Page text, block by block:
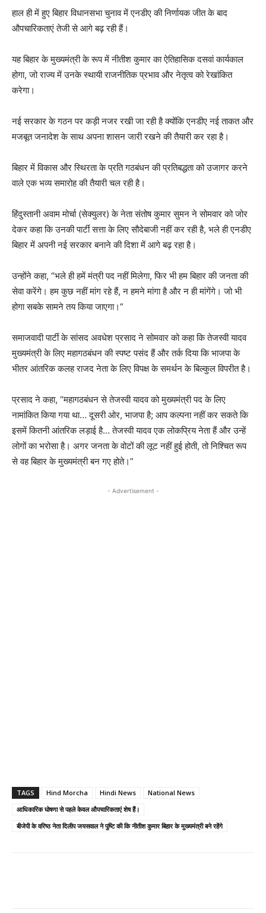
हाल ही में हुए बिहार विधानसभा चुनाव में एनडीए की निर्णायक जीत के बाद
औपचारिकताएं तेजी से आगे बढ़ रही हैं।
यह बिहार के मुख्यमंत्री के रूप में नीतीश कुमार का ऐतिहासिक दसवां कार्यकाल
होगा, जो राज्य में उनके स्थायी राजनीतिक प्रभाव और नेतृत्व को रेखांकित
करेगा।
नई सरकार के गठन पर कड़ी नजर रखी जा रही है क्योंकि एनडीए नई ताकत और
मजबूत जनादेश के साथ अपना शासन जारी रखने की तैयारी कर रहा है।
बिहार में विकास और स्थिरता के प्रति गठबंधन की प्रतिबद्धता को उजागर करने
वाले एक भव्य समारोह की तैयारी चल रही है।
हिंदुस्तानी अवाम मोर्चा (सेक्युलर) के नेता संतोष कुमार सुमन ने सोमवार को जोर
देकर कहा कि उनकी पार्टी सत्ता के लिए सौदेबाजी नहीं कर रही है, भले ही एनडीए
बिहार में अपनी नई सरकार बनाने की दिशा में आगे बढ़ रहा है।
उन्होंने कहा, “भले ही हमें मंत्री पद नहीं मिलेगा, फिर भी हम बिहार की जनता की
सेवा करेंगे। हम कुछ नहीं मांग रहे हैं, न हमने मांगा है और न ही मांगेंगे। जो भी
होगा सबके सामने तय किया जाएगा।”
समाजवादी पार्टी के सांसद अवधेश प्रसाद ने सोमवार को कहा कि तेजस्वी यादव
मुख्यमंत्री के लिए महागठबंधन की स्पष्ट पसंद हैं और तर्क दिया कि भाजपा के
भीतर आंतरिक कलह राजद नेता के लिए विपक्ष के समर्थन के बिल्कुल विपरीत है।
प्रसाद ने कहा, “महागठबंधन से तेजस्वी यादव को मुख्यमंत्री पद के लिए
नामांकित किया गया था… दूसरी ओर, भाजपा है; आप कल्पना नहीं कर सकते कि
इसमें कितनी आंतरिक लड़ाई है… तेजस्वी यादव एक लोकप्रिय नेता हैं और उन्हें
लोगों का भरोसा है। अगर जनता के वोटों की लूट नहीं हुई होती, तो निश्चित रूप
से वह बिहार के मुख्यमंत्री बन गए होते।”
- Advertisement -
TAGS Hind Morcha Hindi News
National News
आधिकारिक घोषणा से पहले केवल औपचारिकताएं शेष हैं।
बीजेपी के वरिष्ठ नेता दिलीप जयसवाल ने पुष्टि की कि नीतीश कुमार बिहार के मुख्यमंत्री बने रहेंगे